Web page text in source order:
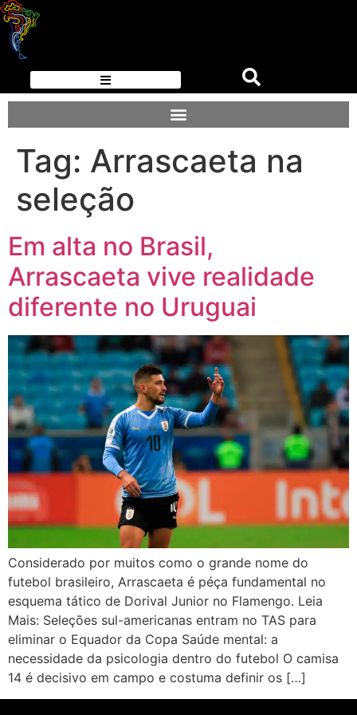
Tag: Arrascaeta na
seleção
Em alta no Brasil,
Arrascaeta vive realidade
diferente no Uruguai
Considerado por muitos como o grande nome do
futebol brasileiro, Arrascaeta é péça fundamental no
esquema tático de Dorival Junior no Flamengo. Leia
Mais: Seleções sul-americanas entram no TAS para
eliminar o Equador da Copa Saúde mental: a
necessidade da psicologia dentro do futebol O camisa
14 é decisivo em campo e costuma definir os […]